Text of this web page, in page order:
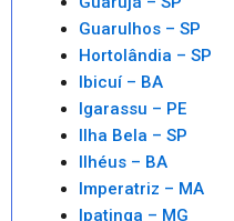
Guarulhos – SP
Hortolândia – SP
Ibicuí – BA
Igarassu – PE
Ilha Bela – SP
Ilhéus – BA
Imperatriz – MA
Ipatinga – MG